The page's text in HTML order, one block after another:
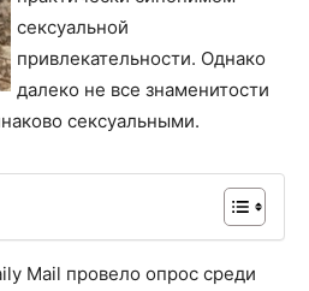
сексуальной
привлекательности. Однако
далеко не все знаменитости
сексуальными.
Mail провело опрос среди